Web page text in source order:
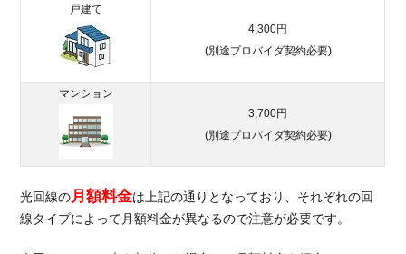
2.1.1.
戸建て
の場合
2.1.2.
ョンの
場合
NURO
光は
戸建て
4,300円
(別途プロバイダ契約必要)
マンション
3,700円
(別途プロバイダ契約必要)
光回線の月額料金は上記の通りとなっており、それぞれの回
線タイプによって月額料金が異なるので注意が必要です。